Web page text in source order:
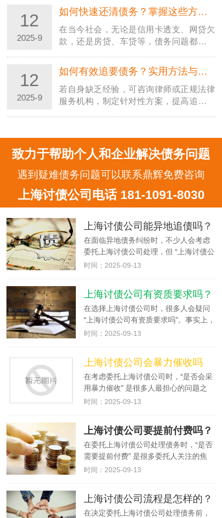
段，能让你在追讨欠款时更有条理，既提
高效率又避免踩坑。本文就…
12
2025-9
如何快速还清债务？掌握这些方法，摆脱负债压力
在当今社会，无论是信用卡透支、网贷欠
款，还是房贷、车贷等，债务问题都可能
在苦苦寻找快速还清债务的方法，渴望早
日摆脱负债的困扰，重获…
12
2025-9
如何有效追要债务？实用方法与法律途径全解析
若自身缺乏经验，可咨询律师或正规法律
服务机构，制定针对性方案，提高追债成
益。在商业往来和日常生活…
致力于帮助个人和企业解决债务问题
遇到疑难债务问题可以联系鼎辉免费咨询
上海讨债公司电话 181-1091-8030
上海讨债公司能异地追债吗？
在面临异地债务纠纷时，不少人会考虑
委托上海讨债公司处理，但 “上海讨债公
司能异地追债吗” 是大家普遍关心的问
度及注意事项与本地追债存在差…
时间：2025-09-13
上海讨债公司有资质要求吗？
在选择上海讨债公司时，很多人会疑问
“上海讨债公司有资质要求吗”。事实上，
虽然我国对 “讨债公司” 这一名称的机构
业务范围需符合法律规定…
时间：2025-09-13
上海讨债公司会暴力催收吗
在考虑委托上海讨债公司时，“是否会采
用暴力催收” 是很多人最担心的问题之
一。暴力催收不仅可能激化矛盾，还可
催收，取决于公司的正规性和运…
时间：2025-09-13
上海讨债公司要提前付费吗？
在委托上海讨债公司处理债务时，“是否
需要提前付费” 是很多委托人关注的焦
点。事实上，上海讨债公司的付费模式
式，不同模式各有特点，也暗藏…
时间：2025-09-13
上海讨债公司流程是怎样的？
在决定委托上海讨债公司处理债务前，